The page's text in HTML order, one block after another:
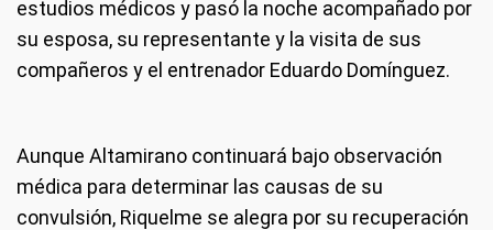
estudios médicos y pasó la noche acompañado por
su esposa, su representante y la visita de sus
compañeros y el entrenador Eduardo Domínguez.
Aunque Altamirano continuará bajo observación
médica para determinar las causas de su
convulsión, Riquelme se alegra por su recuperación